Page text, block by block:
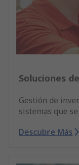
Soluciones
Gestión de
sistemas que
Descubre Más